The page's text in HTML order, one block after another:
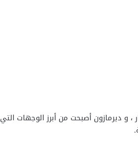
و ديرمازون أصبحت من أبرز الوجهات